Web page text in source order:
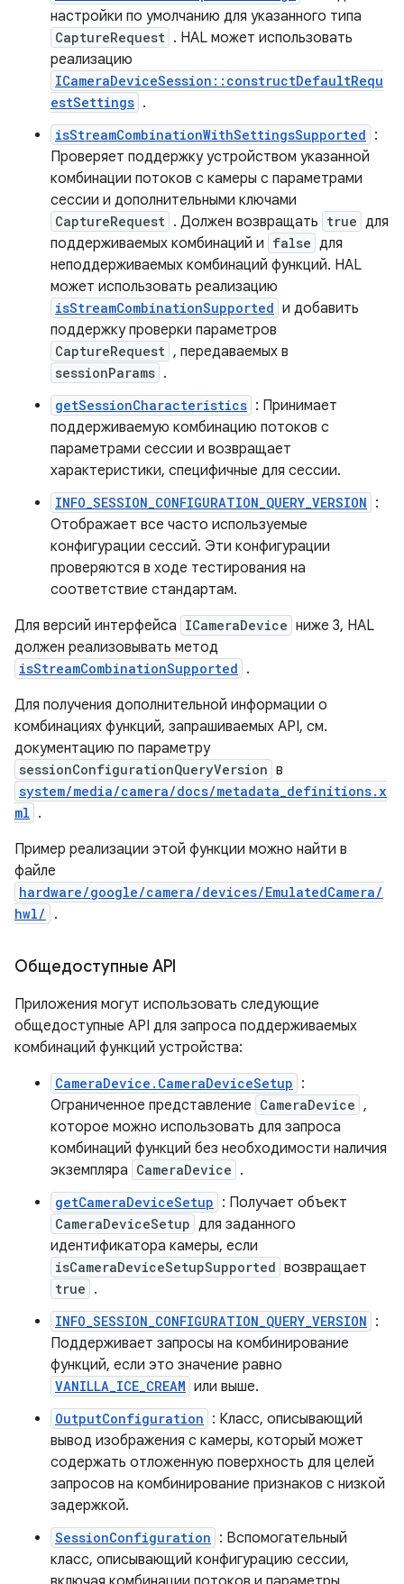
настройки по умолчанию для указанного типа
CaptureRequest . HAL может использовать
реализацию
ICameraDeviceSession::constructDefaultRequ
estSettings .
isStreamCombinationWithSettingsSupported :
Проверяет поддержку устройством указанной
комбинации потоков с камеры с параметрами
сессии и дополнительными ключами
CaptureRequest . Должен возвращать true для
поддерживаемых комбинаций и false для
неподдерживаемых комбинаций функций. HAL
может использовать реализацию
isStreamCombinationSupported и добавить
поддержку проверки параметров
CaptureRequest , передаваемых в
sessionParams .
getSessionCharacteristics : Принимает
поддерживаемую комбинацию потоков с
параметрами сессии и возвращает
характеристики, специфичные для сессии.
INFO_SESSION_CONFIGURATION_QUERY_VERSION :
Отображает все часто используемые
конфигурации сессий. Эти конфигурации
проверяются в ходе тестирования на
соответствие стандартам.
Для версий интерфейса ICameraDevice ниже 3, HAL
должен реализовывать метод
isStreamCombinationSupported .
Для получения дополнительной информации о
комбинациях функций, запрашиваемых API, см.
документацию по параметру
sessionConfigurationQueryVersion в
system/media/camera/docs/metadata_definitions.x
ml .
Пример реализации этой функции можно найти в
файле
hardware/google/camera/devices/EmulatedCamera/
hwl/
.
Общедоступные API
Приложения могут использовать следующие
общедоступные API для запроса поддерживаемых
комбинаций функций устройства:
CameraDevice.CameraDeviceSetup :
Ограниченное представление CameraDevice ,
которое можно использовать для запроса
комбинаций функций без необходимости наличия
экземпляра CameraDevice .
getCameraDeviceSetup : Получает объект
CameraDeviceSetup для заданного
идентификатора камеры, если
isCameraDeviceSetupSupported возвращает
true .
INFO_SESSION_CONFIGURATION_QUERY_VERSION :
Поддерживает запросы на комбинирование
функций, если это значение равно
VANILLA_ICE_CREAM или выше.
OutputConfiguration : Класс, описывающий
вывод изображения с камеры, который может
содержать отложенную поверхность для целей
запросов на комбинирование признаков с низкой
задержкой.
SessionConfiguration : Вспомогательный
класс, описывающий конфигурацию сессии,